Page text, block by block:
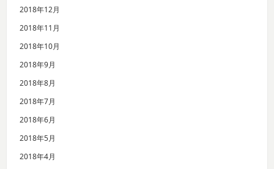
2018年12月
2018年11月
2018年10月
2018年9月
2018年8月
2018年7月
2018年6月
2018年5月
2018年4月